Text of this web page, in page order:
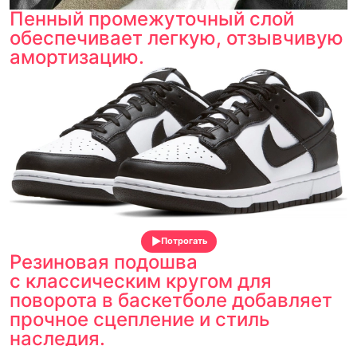
Пенный промежуточный слой
обеспечивает легкую, отзывчивую
амортизацию.
Потрогать
Резиновая подошва
с классическим кругом для
поворота в баскетболе добавляет
прочное сцепление и стиль
наследия.